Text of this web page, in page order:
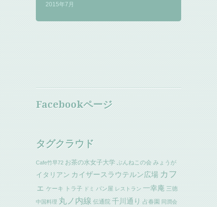
2015年7月
Facebookページ
タグクラウド
Cafe竹早72 お茶の水女子大学 ぶんねこの会 みょうが
イタリアン カイザースラウテルン広場 カフ
ェ ケーキ トラ子 ドミ パン屋 レストラン 一幸庵 三徳
中国料理 丸ノ内線 伝通院 千川通り 占春園 同潤会